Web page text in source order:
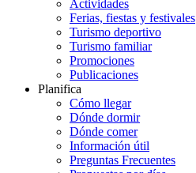
Actividades
Ferias, fiestas y festivales
Turismo deportivo
Turismo familiar
Promociones
Publicaciones
Planifica
Cómo llegar
Dónde dormir
Dónde comer
Información útil
Preguntas Frecuentes